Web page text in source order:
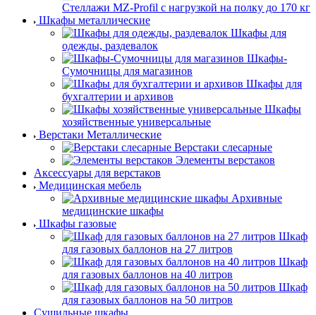
Стеллажи MZ-Profil с нагрузкой на полку до 170 кг
Шкафы металлические
Шкафы для
одежды, раздевалок
Шкафы-
Сумочницы для магазинов
Шкафы для
бухгалтерии и архивов
Шкафы
хозяйственные универсальные
Верстаки Металлические
Верстаки слесарные
Элементы верстаков
Аксессуары для верстаков
Медицинская мебель
Архивные
медицинские шкафы
Шкафы газовые
Шкаф
для газовых баллонов на 27 литров
Шкаф
для газовых баллонов на 40 литров
Шкаф
для газовых баллонов на 50 литров
Сушильные шкафы